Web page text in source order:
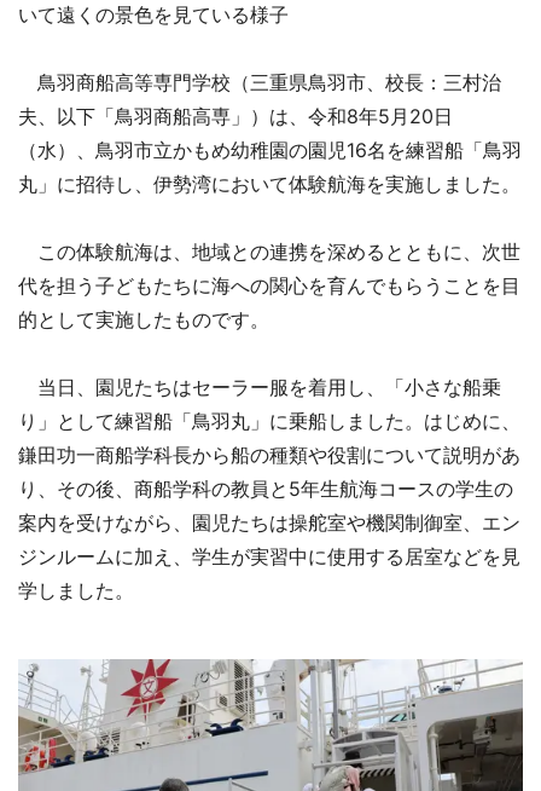
いて遠くの景色を見ている様子
鳥羽商船高等専門学校（三重県鳥羽市、校長：三村治
夫、以下「鳥羽商船高専」）は、令和8年5月20日
（水）、鳥羽市立かもめ幼稚園の園児16名を練習船「鳥羽
丸」に招待し、伊勢湾において体験航海を実施しました。
この体験航海は、地域との連携を深めるとともに、次世
代を担う子どもたちに海への関心を育んでもらうことを目
的として実施したものです。
当日、園児たちはセーラー服を着用し、「小さな船乗
り」として練習船「鳥羽丸」に乗船しました。はじめに、
鎌田功一商船学科長から船の種類や役割について説明があ
り、その後、商船学科の教員と5年生航海コースの学生の
案内を受けながら、園児たちは操舵室や機関制御室、エン
ジンルームに加え、学生が実習中に使用する居室などを見
学しました。